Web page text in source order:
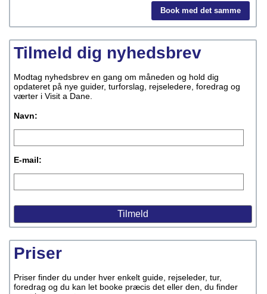
Book med det samme
Tilmeld dig nyhedsbrev
Modtag nyhedsbrev en gang om måneden og hold dig
opdateret på nye guider, turforslag, rejseledere, foredrag og
værter i Visit a Dane.
Navn:
E-mail:
Priser
Priser finder du under hver enkelt guide, rejseleder, tur,
foredrag og du kan let booke præcis det eller den, du finder